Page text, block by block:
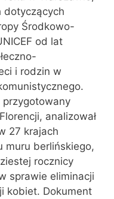
dotyczących
Środkowo-
od lat
i rodzin w
analizował
27 krajach
muru berlińskiego,
rocznicy
sprawie eliminacji
kobiet. Dokument